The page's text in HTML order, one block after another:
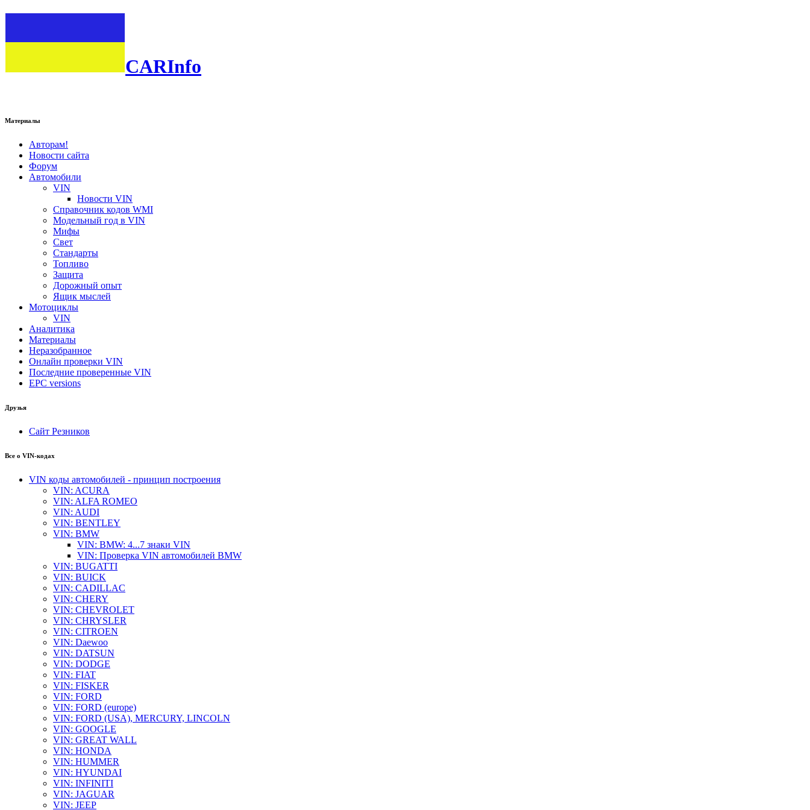
CARInfo
Материалы
Авторам!
Новости сайта
Форум
Автомобили
VIN
Новости VIN
Справочник кодов WMI
Модельный год в VIN
Мифы
Свет
Стандарты
Топливо
Защита
Дорожный опыт
Ящик мыслей
Мотоциклы
VIN
Аналитика
Материалы
Неразобранное
Онлайн проверки VIN
Последние проверенные VIN
EPC versions
Друзья
Сайт Резников
Все о VIN-кодах
VIN коды автомобилей - принцип построения
VIN: ACURA
VIN: ALFA ROMEO
VIN: AUDI
VIN: BENTLEY
VIN: BMW
VIN: BMW: 4...7 знаки VIN
VIN: Проверка VIN автомобилей BMW
VIN: BUGATTI
VIN: BUICK
VIN: CADILLAC
VIN: CHERY
VIN: CHEVROLET
VIN: CHRYSLER
VIN: CITROEN
VIN: Daewoo
VIN: DATSUN
VIN: DODGE
VIN: FIAT
VIN: FISKER
VIN: FORD
VIN: FORD (europe)
VIN: FORD (USA), MERCURY, LINCOLN
VIN: GOOGLE
VIN: GREAT WALL
VIN: HONDA
VIN: HUMMER
VIN: HYUNDAI
VIN: INFINITI
VIN: JAGUAR
VIN: JEEP